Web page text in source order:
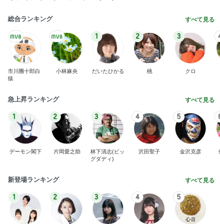
総合ランキング すべて見る
市川團十郎白
猿
小林麻央
1
だいたひかる
2
桃
3
クロ
急上昇ランキング すべて見る
1
デーモン閣下
2
片岡愛之助
3
林下清志(ビッ
グダディ)
4
沢田聖子
5
金沢克彦
新登場ランキング すべて見る
1 2 3 4 5